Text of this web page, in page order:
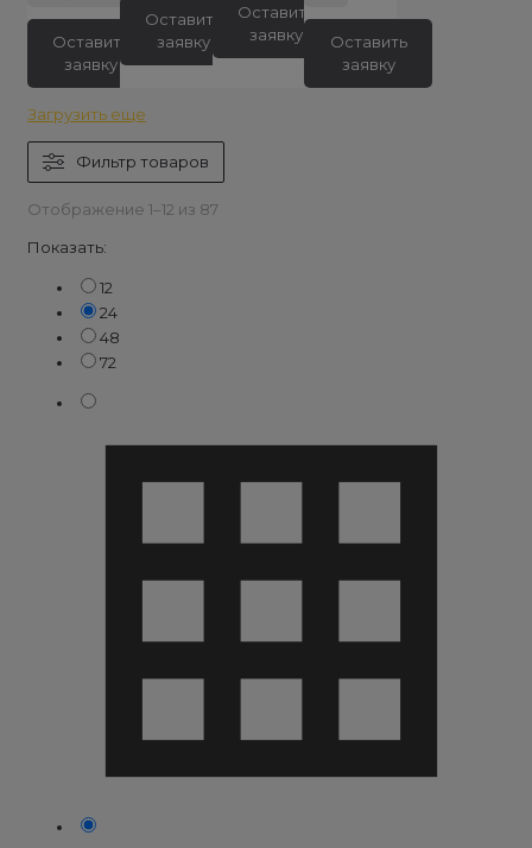
Оставить
заявку
Оставить
заявку
Оставить
заявку
Оставить
заявку
Загрузить еще
Фильтр товаров
Отображение 1–12 из 87
Показать:
12
24
48
72